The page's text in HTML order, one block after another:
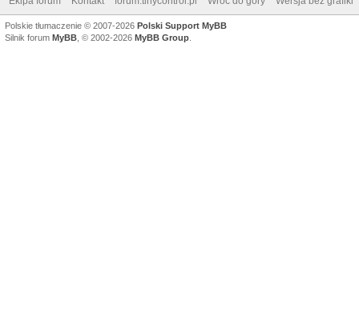
Polskie tłumaczenie © 2007-2026 Polski Support MyBB
Silnik forum MyBB , © 2002-2026 MyBB Group